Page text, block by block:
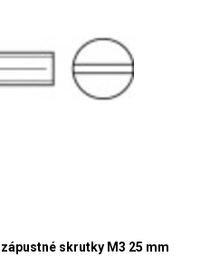
skrutky M3 25 mm